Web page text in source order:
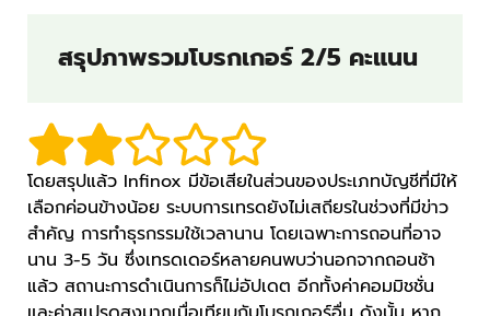
สรุปภาพรวมโบรกเกอร์ 2/5 คะแนน
โดยสรุปแล้ว Infinox มีข้อเสียในส่วนของประเภทบัญชีที่มีให้
เลือกค่อนข้างน้อย ระบบการเทรดยังไม่เสถียรในช่วงที่มีข่าว
สำคัญ การทำธุรกรรมใช้เวลานาน โดยเฉพาะการถอนที่อาจ
นาน 3-5 วัน ซึ่งเทรดเดอร์หลายคนพบว่านอกจากถอนช้า
แล้ว สถานะการดำเนินการก็ไม่อัปเดต อีกทั้งค่าคอมมิชชั่น